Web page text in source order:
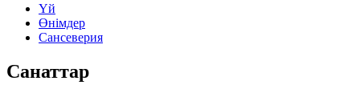
Үй
Өнімдер
Сансеверия
Санаттар